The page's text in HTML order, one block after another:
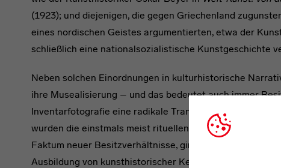
(1923); und diejenigen, die gegen Griechenland
eines nordischen Geistes argumentierten, etwa der
schließlich eine nationalsozialistische Kunstgeschichte
Neben solchen Einordnungen in kulturhistorische
ihre Musealisierung – und das bedeutet auch immer
Inventarfotografie eine radikale Transformation.
wurden die einstmals meist rituellen Objekte zu
Faktum neuer Besitzverhältnisse, ging damit auch eine
Ausbildung von kunsthistorischer Kennerschaft einher.